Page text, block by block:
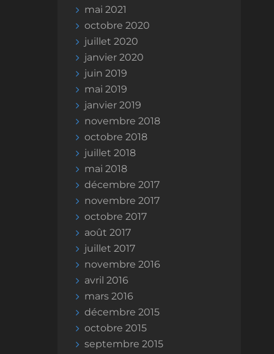
mai 2021
octobre 2020
juillet 2020
janvier 2020
juin 2019
mai 2019
janvier 2019
novembre 2018
octobre 2018
juillet 2018
mai 2018
décembre 2017
novembre 2017
octobre 2017
août 2017
juillet 2017
novembre 2016
avril 2016
mars 2016
décembre 2015
octobre 2015
septembre 2015